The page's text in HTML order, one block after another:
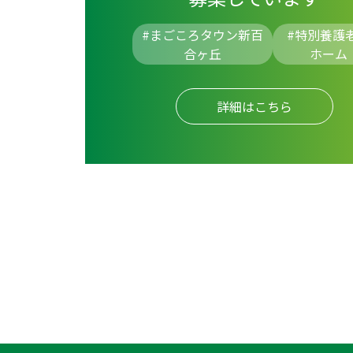
#まごころタウン新百
合ヶ丘
#特別養護
ホーム
詳細はこちら